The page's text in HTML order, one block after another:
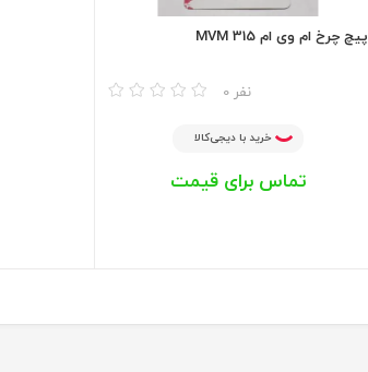
پیچ چرخ ام وی ام MVM 315
0 نفر
خرید با دیجی‌کالا
تماس برای قیمت